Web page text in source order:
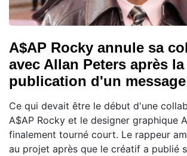
A$AP Rocky annule sa
avec Allan Peters après la
publication d'un
Ce qui devait être le début d'une
A$AP Rocky et le designer graphique
finalement tourné court. Le rappeur
au projet après que le créatif a publié